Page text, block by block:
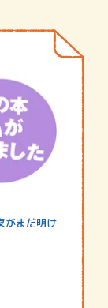
がまだ明け